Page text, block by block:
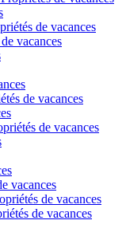
de vacances
vacances
de vacances
de vacances
vacances
de vacances
de vacances